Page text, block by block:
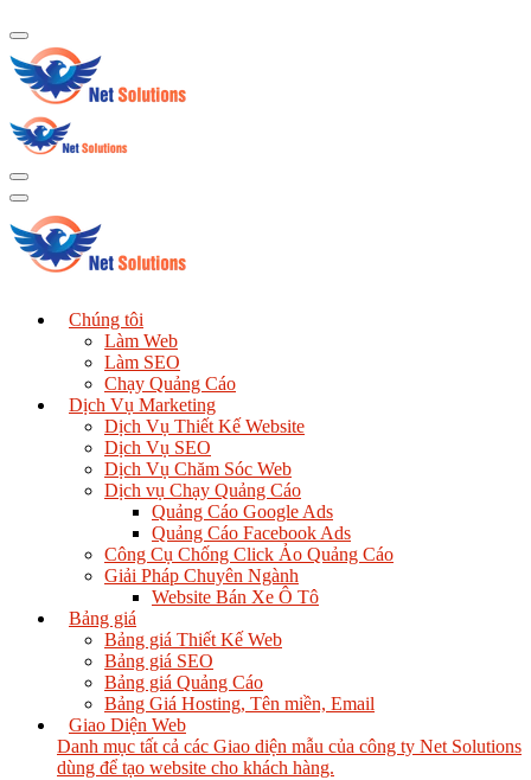
Chúng tôi
Làm Web
Làm SEO
Chạy Quảng Cáo
Dịch Vụ Marketing
Dịch Vụ Thiết Kế Website
Dịch Vụ SEO
Dịch Vụ Chăm Sóc Web
Dịch vụ Chạy Quảng Cáo
Quảng Cáo Google Ads
Quảng Cáo Facebook Ads
Công Cụ Chống Click Ảo Quảng Cáo
Giải Pháp Chuyên Ngành
Website Bán Xe Ô Tô
Bảng giá
Bảng giá Thiết Kế Web
Bảng giá SEO
Bảng giá Quảng Cáo
Bảng Giá Hosting, Tên miền, Email
Giao Diện Web
Danh mục tất cả các Giao diện mẫu của công ty Net Solutions
dùng để tạo website cho khách hàng.